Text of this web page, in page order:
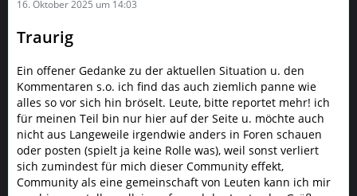
16. Oktober 2025 um 14:03
Traurig
Ein offener Gedanke zu der aktuellen Situation u. den
Kommentaren s.o. ich find das auch ziemlich panne wie
alles so vor sich hin bröselt. Leute, bitte reportet mehr! ich
für meinen Teil bin nur hier auf der Seite u. möchte auch
nicht aus Langeweile irgendwie anders in Foren schauen
oder posten (spielt ja keine Rolle was), weil sonst verliert
sich zumindest für mich dieser Community effekt,
Community als eine gemeinschaft von Leuten kann ich mir